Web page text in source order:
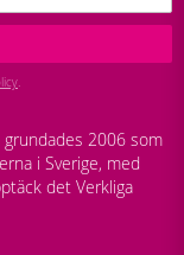
.
2006 som
i Sverige, med
det Verkliga